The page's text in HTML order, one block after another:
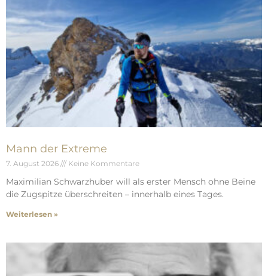
Mann der Extreme
7. August 2026 Keine Kommentare
Maximilian Schwarzhuber will als erster Mensch ohne Beine
die Zugspitze überschreiten – innerhalb eines Tages.
Weiterlesen »